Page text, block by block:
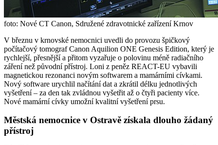
foto: Nové CT Canon, Sdružené zdravotnické zařízení Krnov
V březnu v krnovské nemocnici uvedli do provozu špičkový
počítačový tomograf Canon Aquilion ONE Genesis Edition, který je
rychlejší, přesnější a přitom vyzařuje o polovinu méně radiačního
záření než původní přístroj. Loni z peněz REACT-EU vybavili
magnetickou rezonanci novým softwarem a mamárními cívkami.
Nový software urychlil načítání dat a zkrátil délku jednotlivých
vyšetření ‒ za den tak zvládnou vyšetřit až o čtyři pacienty více.
Nové mamární cívky umožní kvalitní vyšetření prsu.
Městská nemocnice v Ostravě získala dlouho žádaný
přístroj